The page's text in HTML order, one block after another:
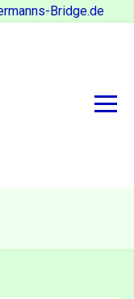
Bridge.de